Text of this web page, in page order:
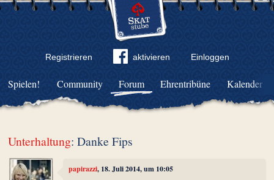
Registrieren aktivieren Einloggen
Community Forum Ehrentribüne Kalender
Spielen!
Unterhaltung: Danke Fips
papirazzi, 18. Juli 2014, um 10:05